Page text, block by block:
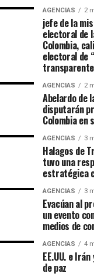
AGENCIAS 2
jefe de la
electoral de
Colombia,
electoral de
AGENCIAS 2
Abelardo de
disputarán
Colombia en
AGENCIAS 3
Halagos de
tuvo una
estratégica
AGENCIAS 3
Evacúan al
un evento
medios de
AGENCIAS 4
EE.UU. e
de paz